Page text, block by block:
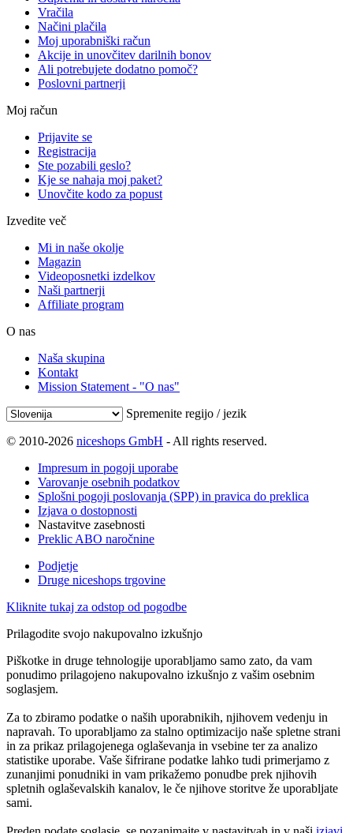
Vračila
Načini plačila
Moj uporabniški račun
Akcije in unovčitev darilnih bonov
Ali potrebujete dodatno pomoč?
Poslovni partnerji
Moj račun
Prijavite se
Registracija
Ste pozabili geslo?
Kje se nahaja moj paket?
Unovčite kodo za popust
Izvedite več
Mi in naše okolje
Magazin
Videoposnetki izdelkov
Naši partnerji
Affiliate program
O nas
Naša skupina
Kontakt
Mission Statement - "O nas"
Spremenite regijo / jezik
© 2010-2026 niceshops GmbH - All rights reserved.
Impresum in pogoji uporabe
Varovanje osebnih podatkov
Splošni pogoji poslovanja (SPP) in pravica do preklica
Izjava o dostopnosti
Nastavitve zasebnosti
Preklic ABO naročnine
Podjetje
Druge niceshops trgovine
Kliknite tukaj za odstop od pogodbe
Prilagodite svojo nakupovalno izkušnjo
Piškotke in druge tehnologije uporabljamo samo zato, da vam
ponudimo prilagojeno nakupovalno izkušnjo z vašim osebnim
soglasjem.
Za to zbiramo podatke o naših uporabnikih, njihovem vedenju in
napravah. To uporabljamo za stalno optimizacijo naše spletne strani
in za prikaz prilagojenega oglaševanja in vsebine ter za analizo
statistike uporabe. Vaše šifrirane podatke lahko tudi primerjamo z
zunanjimi ponudniki in vam prikažemo ponudbe prek njihovih
spletnih oglaševalskih kanalov, le če njihove storitve že uporabljate
sami.